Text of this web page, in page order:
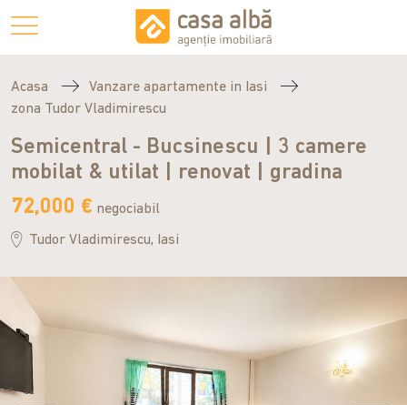
Acasa
Vanzare apartamente in Iasi
zona Tudor Vladimirescu
Semicentral - Bucsinescu | 3 camere
mobilat & utilat | renovat | gradina
72,000 € negociabil
Tudor Vladimirescu, Iasi